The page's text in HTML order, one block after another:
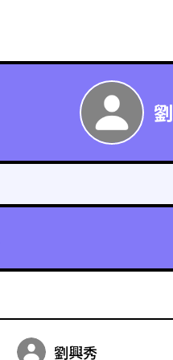
劉興秀